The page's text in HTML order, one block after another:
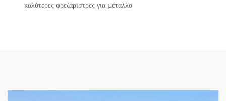
καλύτερες φρεζάριστρες για μέταλλο